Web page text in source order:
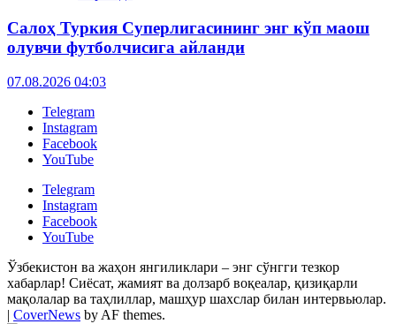
Салоҳ Туркия Суперлигасининг энг кўп маош
олувчи футболчисига айланди
07.08.2026 04:03
Telegram
Instagram
Facebook
YouTube
Telegram
Instagram
Facebook
YouTube
Ўзбекистон ва жаҳон янгиликлари – энг сўнгги тезкор
хабарлар! Сиёсат, жамият ва долзарб воқеалар, қизиқарли
мақолалар ва таҳлиллар, машҳур шахслар билан интервьюлар.
| CoverNews by AF themes.